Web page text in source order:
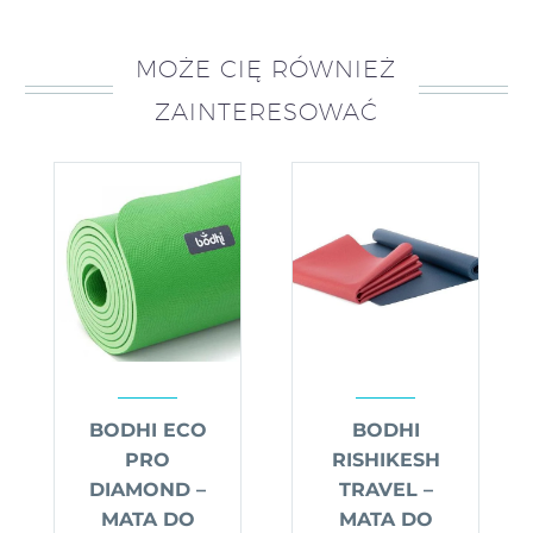
MOŻE CIĘ RÓWNIEŻ
ZAINTERESOWAĆ
BODHI ECO
PRO
DIAMOND –
MATA DO
BODHI
RISHIKESH
TRAVEL –
MATA DO